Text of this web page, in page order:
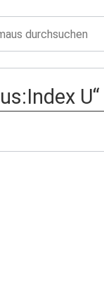
U“